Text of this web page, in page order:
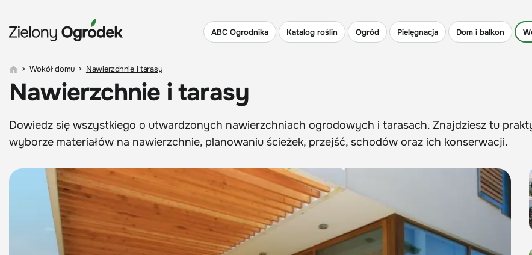
ABC Ogrodnika Katalog roślin Ogród Pielęgnacja Dom i balkon
> Wokół domu > Nawierzchnie i tarasy
Nawierzchnie i tarasy
Dowiedz się wszystkiego o utwardzonych nawierzchniach ogrodowych i tarasach. Znajdziesz tu
wyborze materiałów na nawierzchnie, planowaniu ścieżek, przejść, schodów oraz ich konserwacji.